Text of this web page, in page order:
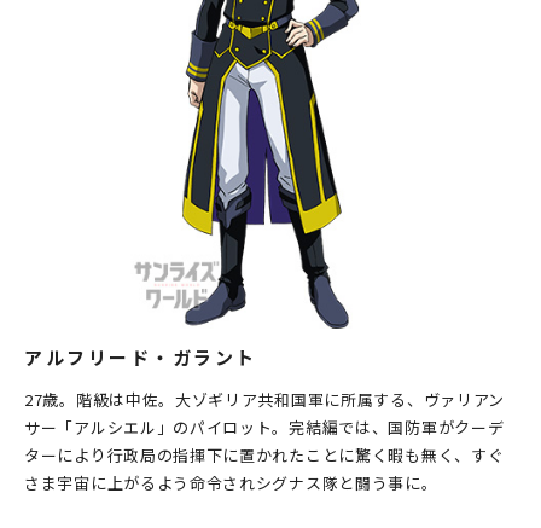
アルフリード・ガラント
27歳。階級は中佐。大ゾギリア共和国軍に所属する、ヴァリアン
サー「アルシエル」のパイロット。完結編では、国防軍がクーデ
ターにより行政局の指揮下に置かれたことに驚く暇も無く、すぐ
さま宇宙に上がるよう命令されシグナス隊と闘う事に。